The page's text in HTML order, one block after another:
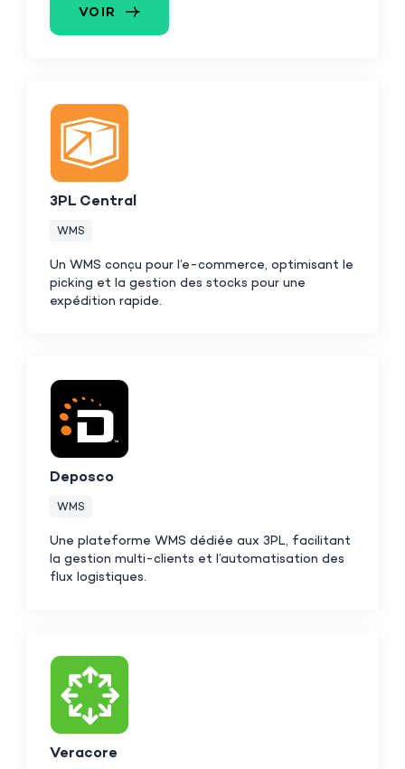
VOIR
3PL Central
WMS
Un WMS conçu pour l’e-commerce, optimisant le
picking et la gestion des stocks pour une
expédition rapide.
Deposco
WMS
Une plateforme WMS dédiée aux 3PL, facilitant
la gestion multi-clients et l’automatisation des
flux logistiques.
Veracore